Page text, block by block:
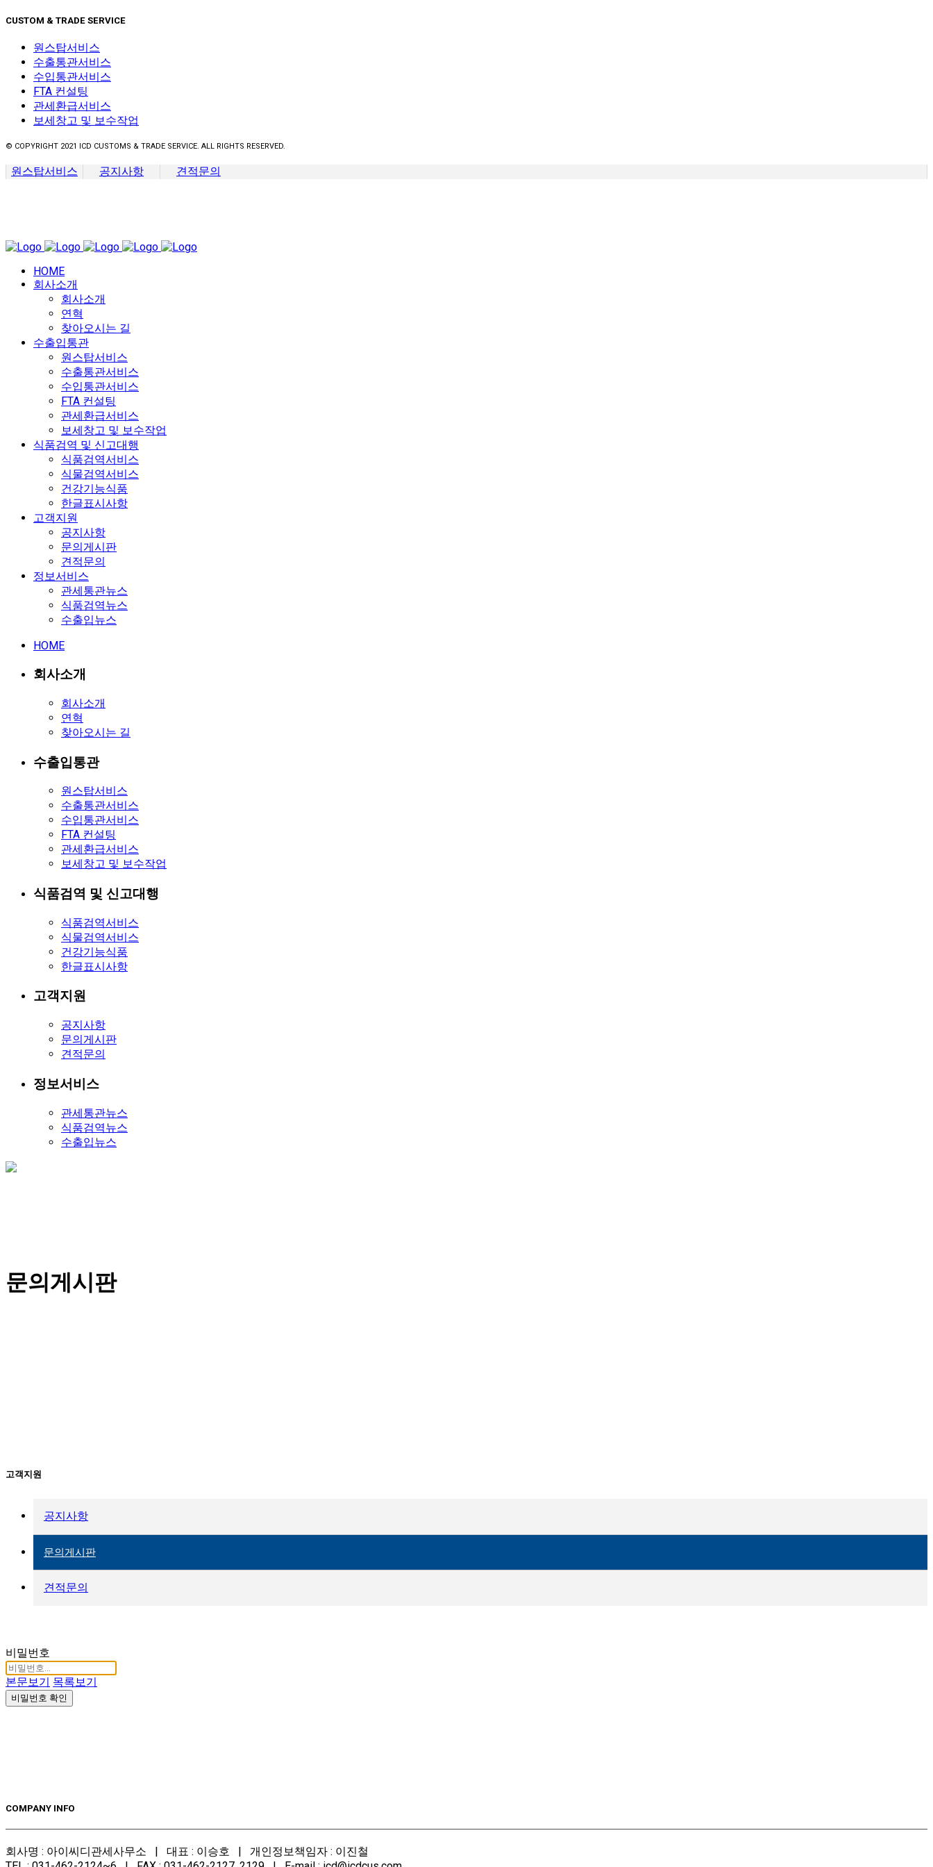
CUSTOM & TRADE SERVICE
원스탑서비스
수출통관서비스
수입통관서비스
FTA 컨설팅
관세환급서비스
보세창고 및 보수작업
© COPYRIGHT 2021 ICD CUSTOMS & TRADE SERVICE. ALL RIGHTS RESERVED.
원스탑서비스 공지사항 견적문의
HOME
회사소개
회사소개
연혁
찾아오시는 길
수출입통관
원스탑서비스
수출통관서비스
수입통관서비스
FTA 컨설팅
관세환급서비스
보세창고 및 보수작업
식품검역 및 신고대행
식품검역서비스
식물검역서비스
건강기능식품
한글표시사항
고객지원
공지사항
문의게시판
견적문의
정보서비스
관세통관뉴스
식품검역뉴스
수출입뉴스
HOME
회사소개
회사소개
연혁
찾아오시는 길
수출입통관
원스탑서비스
수출통관서비스
수입통관서비스
FTA 컨설팅
관세환급서비스
보세창고 및 보수작업
식품검역 및 신고대행
식품검역서비스
식물검역서비스
건강기능식품
한글표시사항
고객지원
공지사항
문의게시판
견적문의
정보서비스
관세통관뉴스
식품검역뉴스
수출입뉴스
문의게시판
고객지원
공지사항
문의게시판
견적문의
비밀번호
본문보기 목록보기
비밀번호 확인
COMPANY INFO
회사명 : 아이씨디관세사무소 | 대표 : 이승호 | 개인정보책임자 : 이진철